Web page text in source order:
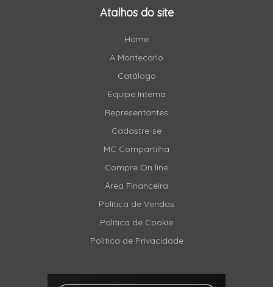
Atalhos do site
Home
A Montecarlo
Catálogo
Equipe Interna
Representantes
Cadastre-se
MC Compartilha
Compre On line
Área Financeira
Política de Vendas
Política de Cookie
Politica de Privacidade